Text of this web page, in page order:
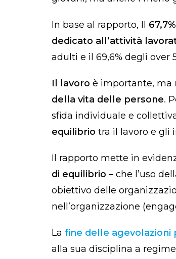
In base al rapporto, Il
dedicato all’attività
adulti e il 69,6% degli over
Il lavoro è importante, ma
della vita delle persone.
sfida individuale e
equilibrio tra il lavoro e gli
Il rapporto mette in
di equilibrio – che l’uso
obiettivo delle
nell’organizzazione (
La fine delle agevolazioni
alla sua disciplina a